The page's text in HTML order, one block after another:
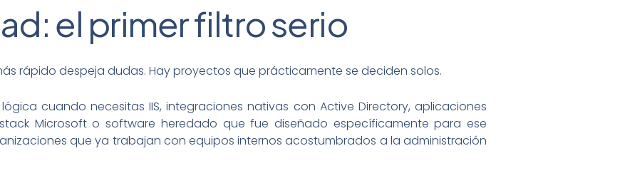
el primer filtro serio
rápido despeja dudas. Hay proyectos que prácticamente se deciden solos.
cuando necesitas IIS, integraciones nativas con Active Directory, aplicaciones
Microsoft o software heredado que fue diseñado específicamente para ese
que ya trabajan con equipos internos acostumbrados a la administración